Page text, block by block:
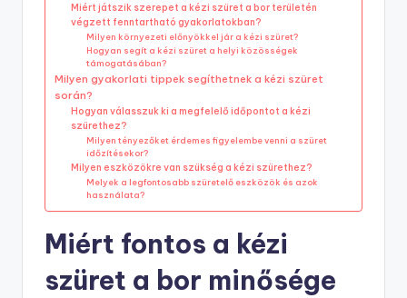
Miért játszik szerepet a kézi szüret a bor területén
végzett fenntartható gyakorlatokban?
Milyen környezeti előnyökkel jár a kézi szüret?
Hogyan segít a kézi szüret a helyi közösségek
támogatásában?
Milyen gyakorlati tippek segíthetnek a kézi szüret
során?
Hogyan válasszuk ki a megfelelő időpontot a kézi
szürethez?
Milyen tényezőket érdemes figyelembe venni a szüret
időzítésekor?
Milyen eszközökre van szükség a kézi szürethez?
Melyek a legfontosabb szüretelő eszközök és azok
használata?
Miért fontos a kézi
szüret a bor minősége